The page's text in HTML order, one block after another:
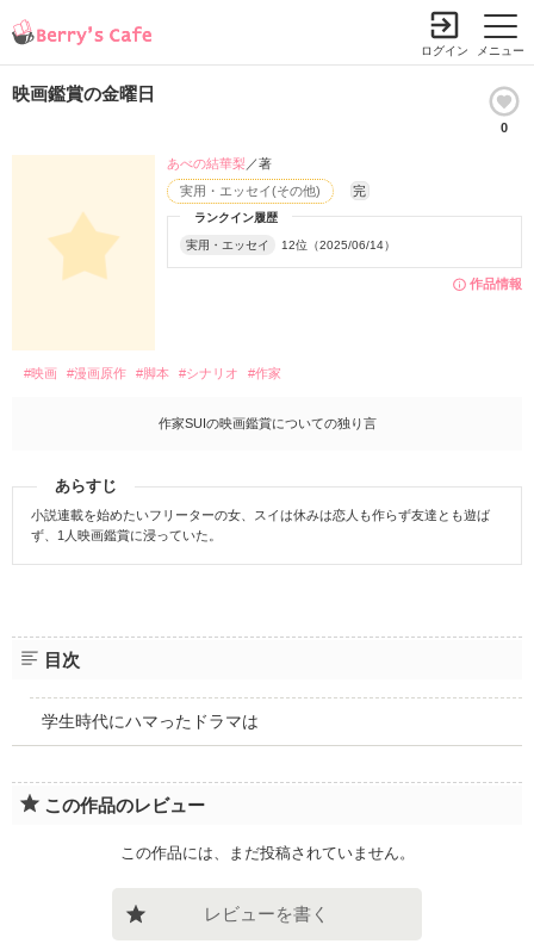
メニュー
ログイン
映画鑑賞の金曜日
0
作品情報
ランクイン履歴
実用・エッセイ 12位（2025/06/14）
実用・エッセイ(その他) 完
あべの結華梨 ／著
#映画 #漫画原作 #脚本 #シナリオ #作家
作家SUIの映画鑑賞についての独り言
あらすじ
小説連載を始めたいフリーターの女、スイは休みは恋人も作らず友達とも遊ば
ず、1人映画鑑賞に浸っていた。
目次
学生時代にハマったドラマは
この作品のレビュー
この作品には、まだ投稿されていません。
レビューを書く